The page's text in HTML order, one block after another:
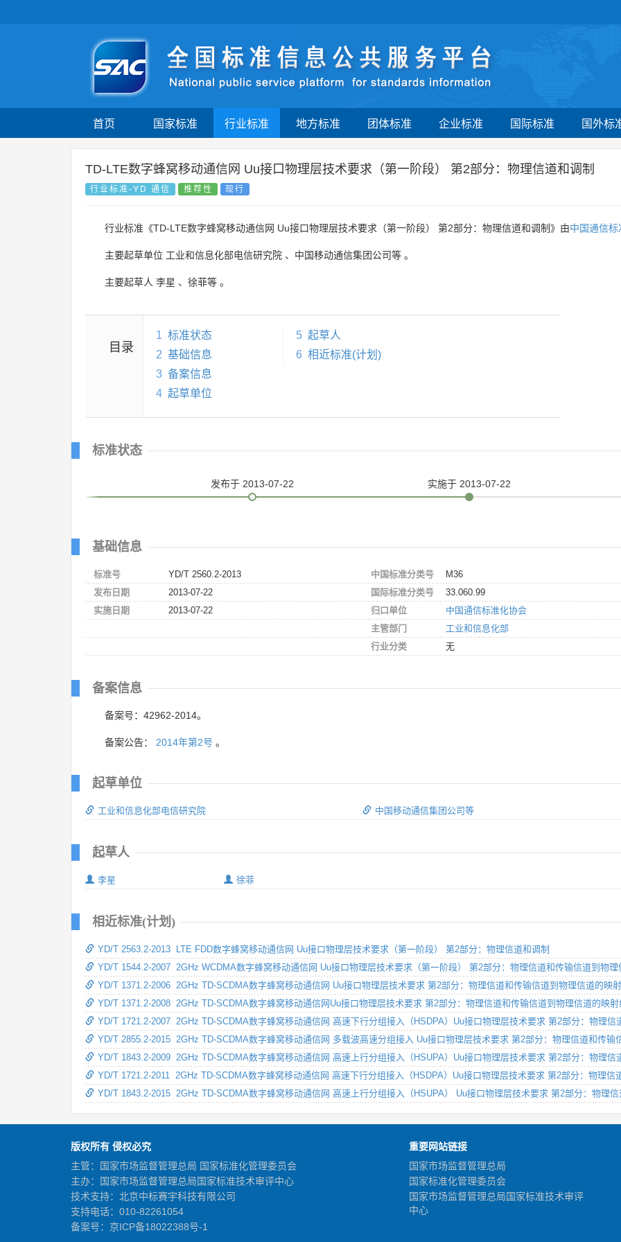
首页 国家标准 行业标准 地方标准 团体标准 企业标准 国际标准 国外标
TD-LTE数字蜂窝移动通信网 Uu接口物理层技术要求（第一阶段） 第2部分：物理信道和调制
行业标准-YD 通信 推荐性 现行
行业标准《TD-LTE数字蜂窝移动通信网 Uu接口物理层技术要求（第一阶段） 第2部分：物理信道和调制》由中国通信
主要起草单位 工业和信息化部电信研究院 、 中国移动通信集团公司等 。
主要起草人 李星 、 徐菲等 。
目录
1 标准状态
2 基础信息
3 备案信息
4 起草单位
5 起草人
6 相近标准(计划)
标准状态
发布于 2013-07-22 实施于 2013-07-22
基础信息
标准号
YD/T 2560.2-2013
发布日期
2013-07-22
实施日期
2013-07-22
中国标准分类号
M36
国际标准分类号
33.060.99
归口单位
中国通信标准化协会
主管部门
工业和信息化部
行业分类
无
备案信息
备案号：42962-2014。
备案公告： 2014年第2号 。
起草单位
工业和信息化部电信研究院 中国移动通信集团公司等
起草人
李星 徐菲
相近标准(计划)
YD/T 2563.2-2013 LTE FDD数字蜂窝移动通信网 Uu接口物理层技术要求（第一阶段） 第2部分：物理信道和调制
YD/T 1544.2-2007 2GHz WCDMA数字蜂窝移动通信网 Uu接口物理层技术要求（第一阶段） 第2部分：物理信道和传输信道到物理
YD/T 1371.2-2006 2GHz TD-SCDMA数字蜂窝移动通信网 Uu接口物理层技术要求 第2部分：物理信道和传输信道到物理信道的映射
YD/T 1371.2-2008 2GHz TD-SCDMA数字蜂窝移动通信网Uu接口物理层技术要求 第2部分：物理信道和传输信道到物理信道的映射
YD/T 1721.2-2007 2GHz TD-SCDMA数字蜂窝移动通信网 高速下行分组接入（HSDPA）Uu接口物理层技术要求 第2部分：物理信
YD/T 2855.2-2015 2GHz TD-SCDMA数字蜂窝移动通信网 多载波高速分组接入 Uu接口物理层技术要求 第2部分：物理信道和传输
YD/T 1843.2-2009 2GHz TD-SCDMA数字蜂窝移动通信网 高速上行分组接入（HSUPA）Uu接口物理层技术要求 第2部分：物理信
YD/T 1721.2-2011 2GHz TD-SCDMA数字蜂窝移动通信网 高速下行分组接入（HSDPA）Uu接口物理层技术要求 第2部分：物理信
YD/T 1843.2-2015 2GHz TD-SCDMA数字蜂窝移动通信网 高速上行分组接入（HSUPA） Uu接口物理层技术要求 第2部分：物理
版权所有 侵权必究
主管：国家市场监督管理总局 国家标准化管理委员会
主办：国家市场监督管理总局国家标准技术审评中心
技术支持：北京中标赛宇科技有限公司
支持电话：010-82261054
备案号： 京ICP备18022388号-1
重要网站链接
国家市场监督管理总局
国家标准化管理委员会
国家市场监督管理总局国家标准技术审评
中心